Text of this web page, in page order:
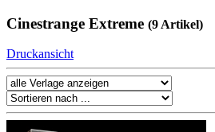
Cinestrange Extreme (9 Artikel)
Druckansicht